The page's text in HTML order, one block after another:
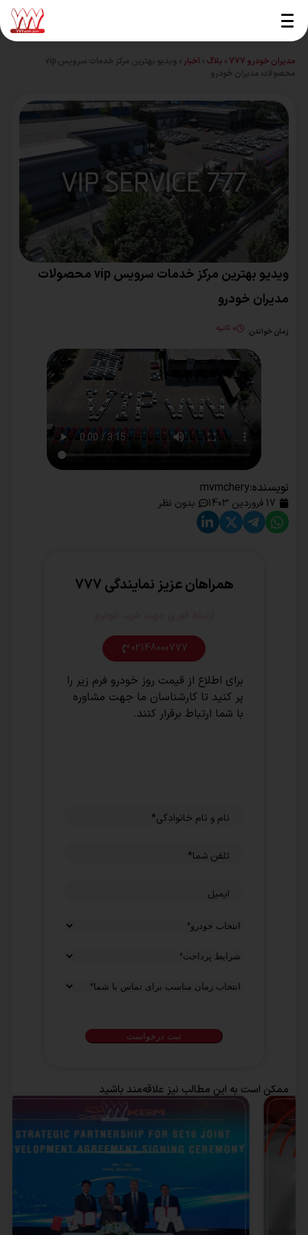
مدیران خودرو 777 » بلاگ » اخبار »
ویدیو بهترین مرکز خدمات سرویس vip
محصولات مدیران خودرو
ویدیو بهترین مرکز خدمات سرویس vip محصولات
مدیران خودرو
زمان خواندن: 0 ثانیه
نویسنده:mvmchery
17 فروردین 1403 بدون نظر
همراهان عزیز نمایندگی ۷۷۷
02148000777
برای اطلاع از قیمت روز خودرو فرم زیر را
پر کنید تا کارشناسان ما جهت مشاوره
با شما ارتباط برقرار کنند.
نام و نام خانوادگی*
تلفن شما*
ایمیل
شرایط
پرداخت
انتخاب
مناسب
برای
شما*
ممکن است به این مطالب نیز علاقه‌مند باشید